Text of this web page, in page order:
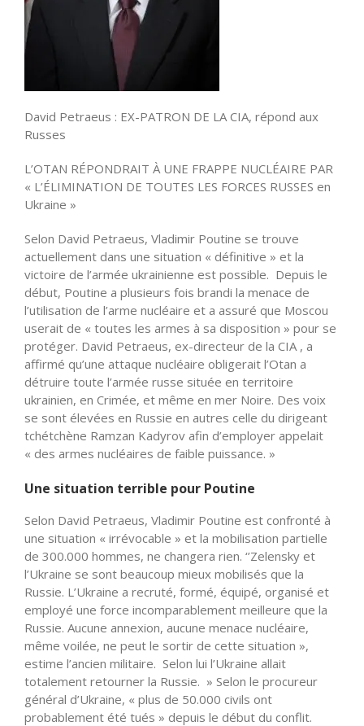
David Petraeus : EX-PATRON DE LA CIA, répond aux
Russes
L’OTAN RÉPONDRAIT À UNE FRAPPE NUCLÉAIRE PAR
« L’ÉLIMINATION DE TOUTES LES FORCES RUSSES en
Ukraine »
Selon David Petraeus, Vladimir Poutine se trouve
actuellement dans une situation « définitive » et la
victoire de l’armée ukrainienne est possible. Depuis le
début, Poutine a plusieurs fois brandi la menace de
l’utilisation de l’arme nucléaire et a assuré que Moscou
userait de « toutes les armes à sa disposition » pour se
protéger. David Petraeus, ex-directeur de la CIA , a
affirmé qu’une attaque nucléaire obligerait l’Otan a
détruire toute l’armée russe située en territoire
ukrainien, en Crimée, et même en mer Noire. Des voix
se sont élevées en Russie en autres celle du dirigeant
tchétchène Ramzan Kadyrov afin d’employer appelait
« des armes nucléaires de faible puissance. »
Une situation terrible pour Poutine
Selon David Petraeus, Vladimir Poutine est confronté à
une situation « irrévocable » et la mobilisation partielle
de 300.000 hommes, ne changera rien. ‘’Zelensky et
l’Ukraine se sont beaucoup mieux mobilisés que la
Russie. L’Ukraine a recruté, formé, équipé, organisé et
employé une force incomparablement meilleure que la
Russie. Aucune annexion, aucune menace nucléaire,
même voilée, ne peut le sortir de cette situation »,
estime l’ancien militaire. Selon lui l’Ukraine allait
totalement retourner la Russie. » Selon le procureur
général d’Ukraine, « plus de 50.000 civils ont
probablement été tués » depuis le début du conflit.